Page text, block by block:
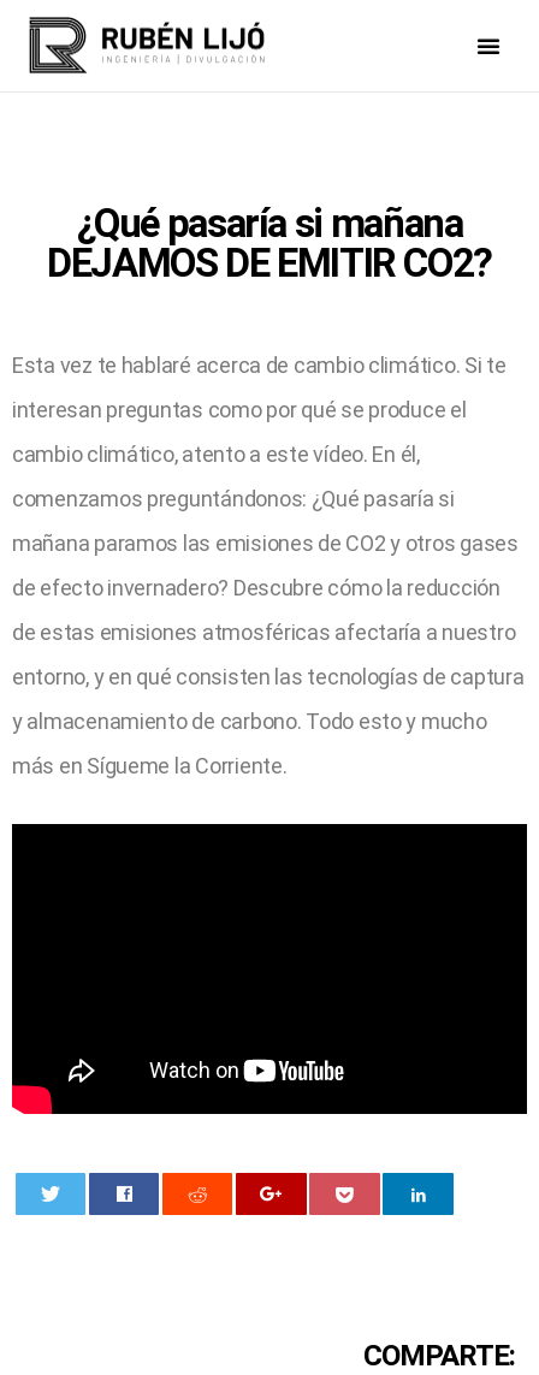
¿Qué pasaría si mañana
DEJAMOS DE EMITIR CO2?
Esta vez te hablaré acerca de cambio climático. Si te
interesan preguntas como por qué se produce el
cambio climático, atento a este vídeo. En él,
comenzamos preguntándonos: ¿Qué pasaría si
mañana paramos las emisiones de CO2 y otros gases
de efecto invernadero? Descubre cómo la reducción
de estas emisiones atmosféricas afectaría a nuestro
entorno, y en qué consisten las tecnologías de captura
y almacenamiento de carbono. Todo esto y mucho
más en Sígueme la Corriente.
COMPARTE: